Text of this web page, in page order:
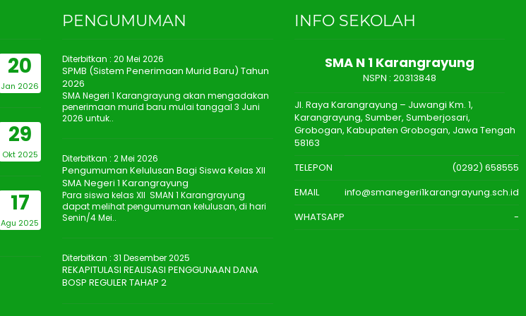
20
Jan 2026
29
Okt 2025
17
Agu 2025
PENGUMUMAN
Diterbitkan : 20 Mei 2026
SPMB (Sistem Penerimaan Murid Baru) Tahun
2026
SMA Negeri 1 Karangrayung akan mengadakan
penerimaan murid baru mulai tanggal 3 Juni
2026 untuk..
Diterbitkan : 2 Mei 2026
Pengumuman Kelulusan Bagi Siswa Kelas XII
SMA Negeri 1 Karangrayung
Para siswa kelas XII SMAN 1 Karangrayung
dapat melihat pengumuman kelulusan, di hari
Senin/4 Mei..
Diterbitkan : 31 Desember 2025
REKAPITULASI REALISASI PENGGUNAAN DANA
BOSP REGULER TAHAP 2
INFO SEKOLAH
SMA N 1 Karangrayung
NSPN : 20313848
Jl. Raya Karangrayung – Juwangi Km. 1,
Karangrayung, Sumber, Sumberjosari,
Grobogan, Kabupaten Grobogan, Jawa Tengah
58163
TELEPON
(0292) 658555
EMAIL
info@smanegeri1karangrayung.sch.id
WHATSAPP
-